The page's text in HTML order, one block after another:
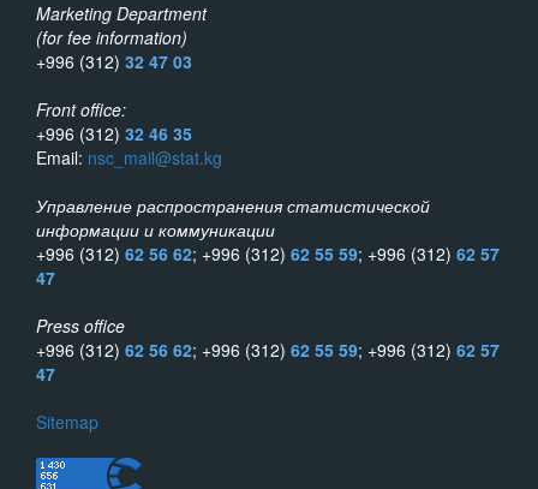
Marketing Department
(for fee information)
+996 (312) 32 47 03
Front office:
+996 (312) 32 46 35
Email: nsc_mail@stat.kg
Управление распространения статистической
информации и коммуникации
+996 (312) 62 56 62; +996 (312) 62 55 59; +996 (312) 62 57
47
Press office
+996 (312) 62 56 62; +996 (312) 62 55 59; +996 (312) 62 57
47
Sitemap